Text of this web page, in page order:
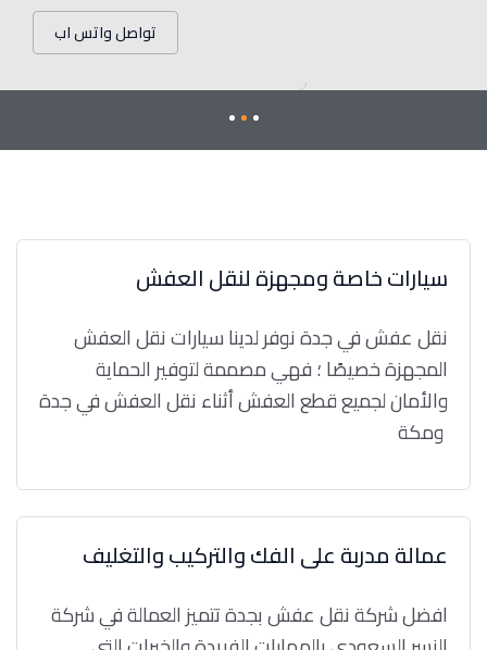
تواصل واتس اب
سيارات خاصة ومجهزة لنقل العفش
نقل عفش في جدة نوفر لدينا سيارات نقل العفش
المجهزة خصيصًا ؛ فهي مصممة لتوفير الحماية
والأمان لجميع قطع العفش أثناء نقل العفش في جدة
عمالة مدربة على الفك والتركيب والتغليف
افضل شركة نقل عفش بجدة تتميز العمالة في شركة